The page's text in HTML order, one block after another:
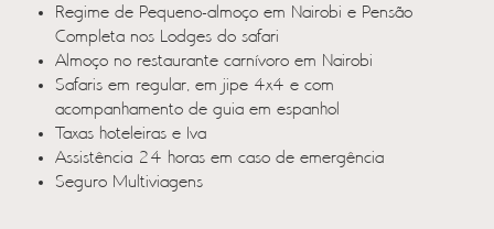
Regime de Pequeno-almoço em Nairobi e Pensão
Completa nos Lodges do safari
Almoço no restaurante carnívoro em Nairobi
Safaris em regular, em jipe 4x4 e com
acompanhamento de guia em espanhol
Taxas hoteleiras e Iva
Assistência 24 horas em caso de emergência
Seguro Multiviagens